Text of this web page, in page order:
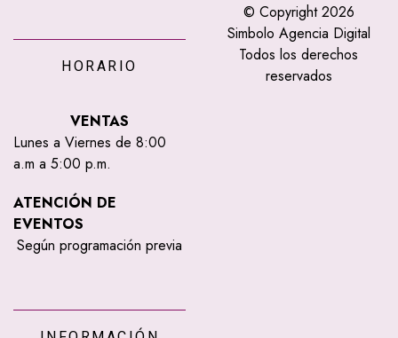
HORARIO
VENTAS
Lunes a Viernes de 8:00
a.m a 5:00 p.m.
ATENCIÓN DE
EVENTOS
Según programación previa
© Copyright 2026
Simbolo Agencia Digital
Todos los derechos
reservados